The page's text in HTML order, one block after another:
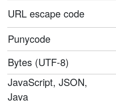
URL escape code
Punycode
Bytes (UTF-8)
JavaScript, JSON,
Java